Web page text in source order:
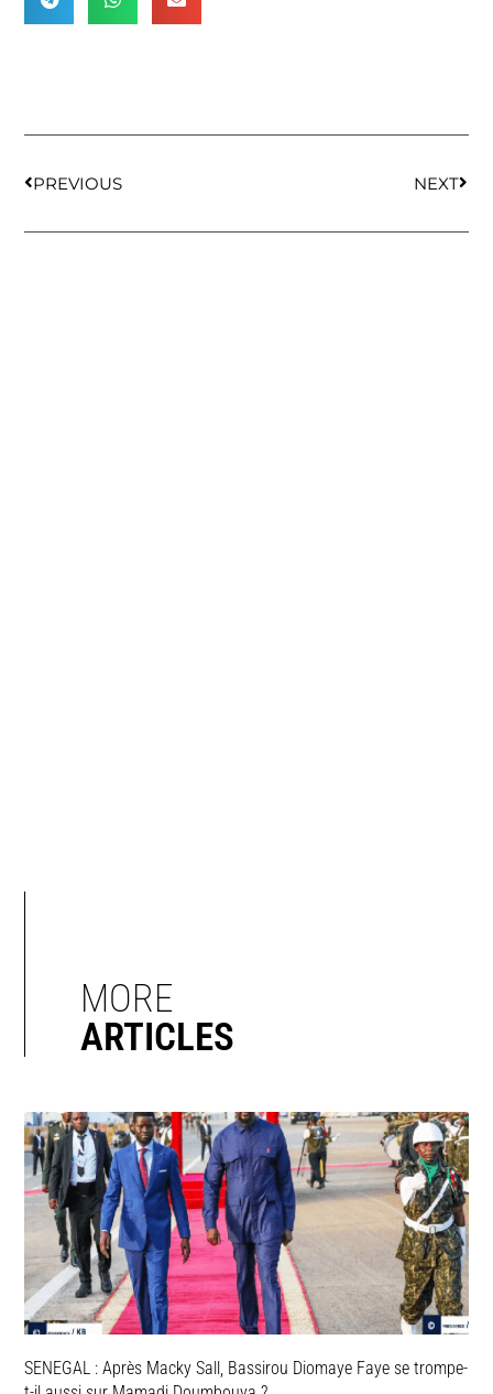
PREVIOUS NEXT
MORE
ARTICLES
SENEGAL : Après Macky Sall, Bassirou Diomaye Faye se trompe-